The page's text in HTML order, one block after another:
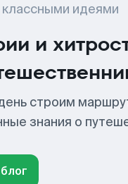
идеями
и
строим
знания о